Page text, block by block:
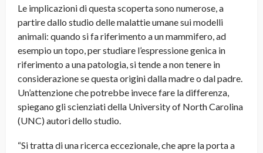
Le implicazioni di questa scoperta sono numerose, a
partire dallo studio delle malattie umane sui modelli
animali: quando si fa riferimento a un mammifero, ad
esempio un topo, per studiare l’espressione genica in
riferimento a una patologia, si tende a non tenere in
considerazione se questa origini dalla madre o dal padre.
Un’attenzione che potrebbe invece fare la differenza,
spiegano gli scienziati della University of North Carolina
(UNC) autori dello studio.
“Si tratta di una ricerca eccezionale, che apre la porta a